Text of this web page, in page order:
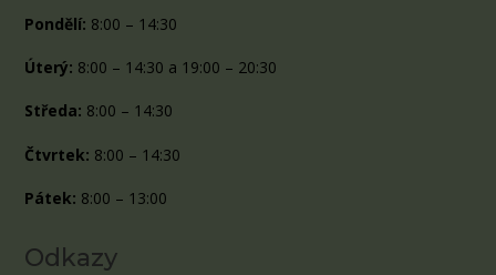
Pondělí: 8:00 – 14:30
Úterý: 8:00 – 14:30 a 19:00 – 20:30
Středa: 8:00 – 14:30
Čtvrtek: 8:00 – 14:30
Pátek: 8:00 – 13:00
Odkazy